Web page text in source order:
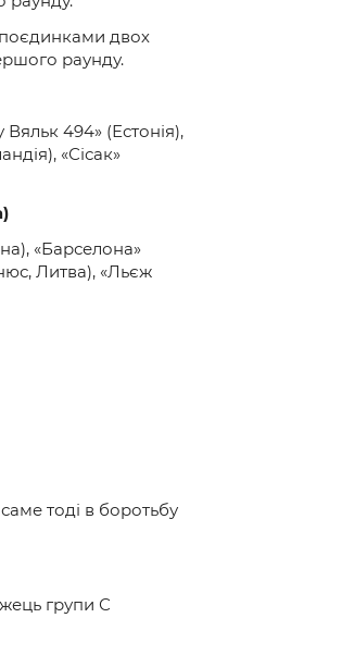
поєдинками двох
раунду.
Вяльк 494» (Естонія),
«Сісак»
«Барселона»
Литва), «Льєж
тоді в боротьбу
групи С